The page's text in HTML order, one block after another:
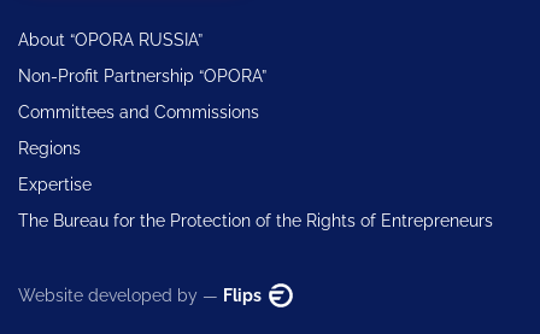
About “OPORA RUSSIA”
Non-Profit Partnership “OPORA”
Committees and Commissions
Regions
Expertise
The Bureau for the Protection of the Rights of Entrepreneurs
Website developed by — Flips